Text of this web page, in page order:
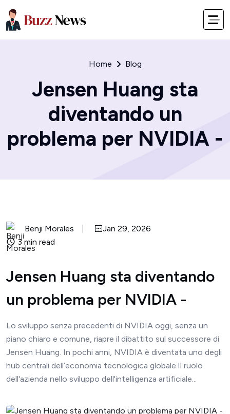
Home Blog
Jensen Huang sta
diventando un
problema per NVIDIA -
Benji Morales
Jan 29, 2026
3 min read
Jensen Huang sta diventando
un problema per NVIDIA -
Lo sviluppo senza precedenti di NVIDIA oggi, senza un
piano chiaro e comune, riapre il dibattito sul successore di
Jensen Huang. In pochi anni, NVIDIA è diventata uno degli
hub centrali dell’economia tecnologica globale.Il ruolo
dell'azienda nello sviluppo dell'intelligenza artificiale...